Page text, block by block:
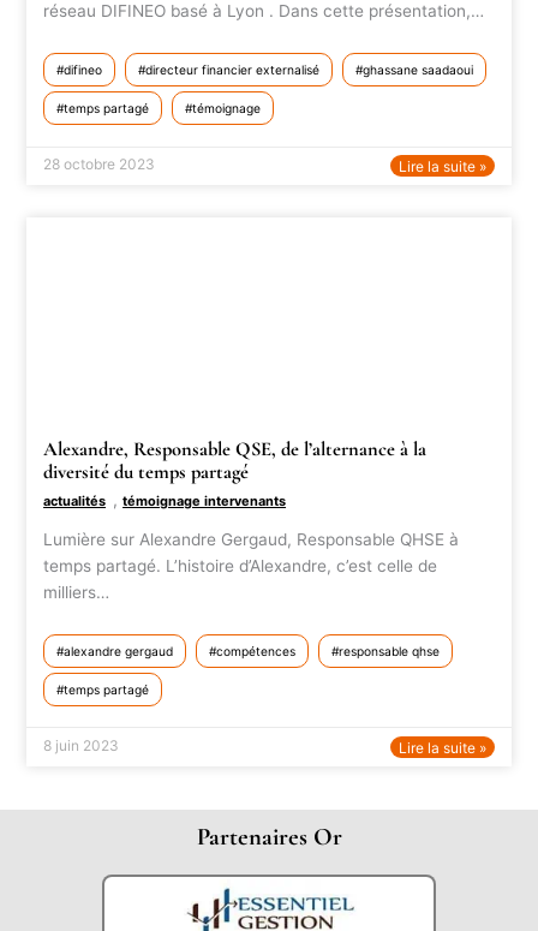
réseau DIFINEO basé à Lyon . Dans cette présentation,…
difineo directeur financier externalisé ghassane saadaoui
temps partagé témoignage
28 octobre 2023 Lire la suite »
Alexandre, Responsable QSE, de l’alternance à la
diversité du temps partagé
actualités ,témoignage intervenants
Lumière sur Alexandre Gergaud, Responsable QHSE à
temps partagé. L’histoire d’Alexandre, c’est celle de
milliers…
alexandre gergaud compétences responsable qhse
temps partagé
8 juin 2023 Lire la suite »
Partenaires Or